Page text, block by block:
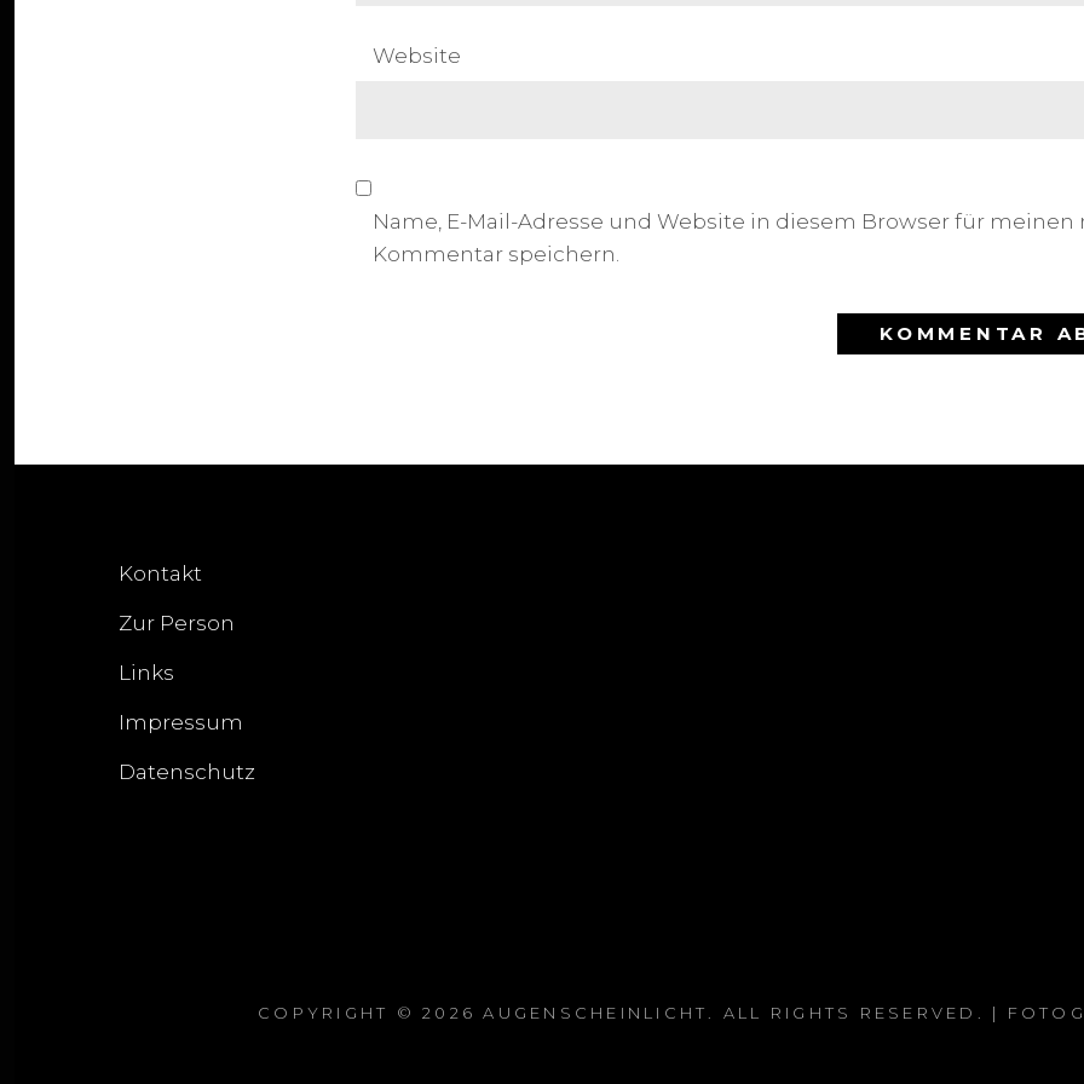
Website
Name, E-Mail-Adresse und Website in diesem Browser für meinen
Kommentar speichern.
Kontakt
Zur Person
Links
Impressum
Datenschutz
COPYRIGHT © 2026AUGENSCHEINLICHT . ALL RIGHTS RESERVED. |